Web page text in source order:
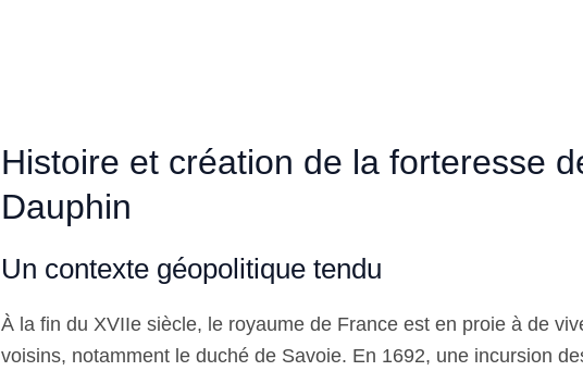
Histoire et création de la forteresse
Dauphin
Un contexte géopolitique tendu
À la fin du XVIIe siècle, le royaume de France est en proie à de
voisins, notamment le duché de Savoie. En 1692, une incursion